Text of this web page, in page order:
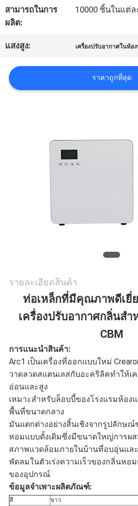
คุณภาพ
เรา
เว็บไซต์
นโยบาย
ความ
เป็น
ส่วน
ตัว
สามารถในการ
ผลิต:
10000 ชิ้นในแต่ล
แสงสูง: เครื่องปรับอากาศในห้อ
ราคาถูกที่สุด
รายละเอียดสินค้า
ท่อเหล็กที่มีคุณภาพดีเยี่
เครื่องปรับอากาศกลิ่นสำ
CBM
การแนะนำสินค้า:
Arc1 เป็นเครื่องที่ออกแบบใหม่
วาดลวดสแตนเลสกับอะคริลิคทำให้เ
อ่อนและสูง
เหมาะสำหรับล็อบบี้ของโรงแรมห้อง
พื้นที่ขนาดกลาง
มันแตกต่างอย่างสิ้นเชิงจากรูปลักษณ์
หอมแบบดั้งเดิมซึ่งมีขนาดใหญ่การผ
สภาพแวดล้อมภายในบ้านที่อบอุ่นแล
พัดลมในตัวเร่งความเร็วของกลิ่นหอ
ของอุปกรณ์
ข้อมูลจำเพาะผลิตภัณฑ์:
สี
ขาว